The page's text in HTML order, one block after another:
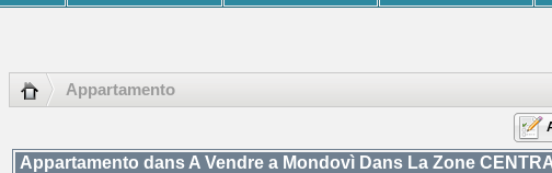
Appartamento
Appartamento dans A Vendre a Mondovì Dans La Zone